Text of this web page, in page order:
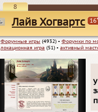
8
Лайв Хогвартс 16
Форумные игры (4932) ▪ Форумки по
локационная игра (51) ▪ активный